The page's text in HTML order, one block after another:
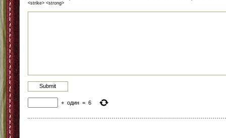
<strike> <strong>
+ один = 6